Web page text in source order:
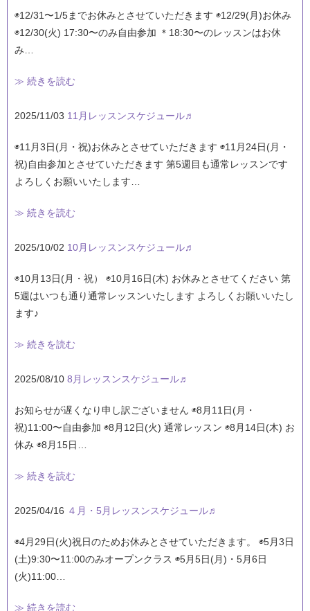
◉12/31〜1/5までお休みとさせていただきます ◉12/29(月)お休み
◉12/30(火) 17:30〜のみ自由参加 ＊18:30〜のレッスンはお休
み…
≫ 続きを読む
2025/11/03 11月レッスンスケジュール♬
◉11月3日(月・祝)お休みとさせていただきます ◉11月24日(月・
祝)自由参加とさせていただきます 第5週目も通常レッスンです
よろしくお願いいたします…
≫ 続きを読む
2025/10/02 10月レッスンスケジュール♬
◉10月13日(月・祝） ◉10月16日(木) お休みとさせてください 第
5週はいつも通り通常レッスンいたします よろしくお願いいたし
ます♪
≫ 続きを読む
2025/08/10 8月レッスンスケジュール♬
お知らせが遅くなり申し訳ございません ◉8月11日(月・
祝)11:00〜自由参加 ◉8月12日(火) 通常レッスン ◉8月14日(木) お
休み ◉8月15日…
≫ 続きを読む
2025/04/16 ４月・5月レッスンスケジュール♬
◉4月29日(火)祝日のためお休みとさせていただきます。 ◉5月3日
(土)9:30〜11:00のみオープンクラス ◉5月5日(月)・5月6日
(火)11:00…
≫ 続きを読む